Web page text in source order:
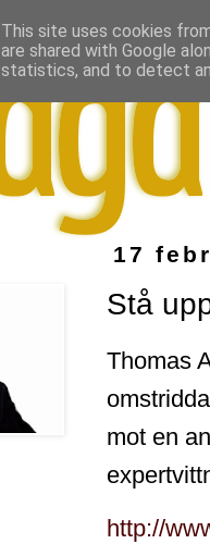
17
Stå
Thomas
mot en
http://
This site uses cookies
are shared with Google
statistics, and to detect